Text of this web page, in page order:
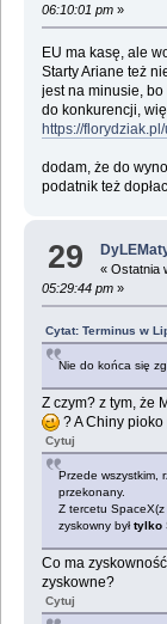
06:10:01 pm»
EU ma kasę, ale
Starty Ariane też
jest na minusie,
do konkurencji,
https://
dodam, że do
podatnik też
29 « Ostatnia
05:29:44 pm»
Cytat: Terminus w
Nie do końca się
Z czym? z tym, że
? A Chiny pioko
Cytuj
Przede wszystkim,
przekonany.
Z tercetu SpaceX(z
zyskowny byłtylko
Co ma
zyskowne?
Cytuj